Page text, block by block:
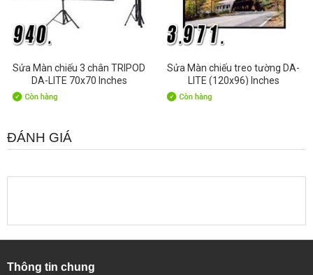
Sửa Màn chiếu 3 chân TRIPOD
DA-LITE 70x70 Inches
Sửa Màn chiếu treo tường DA-
LITE (120x96) Inches
ĐÁNH GIÁ
Thông tin chung